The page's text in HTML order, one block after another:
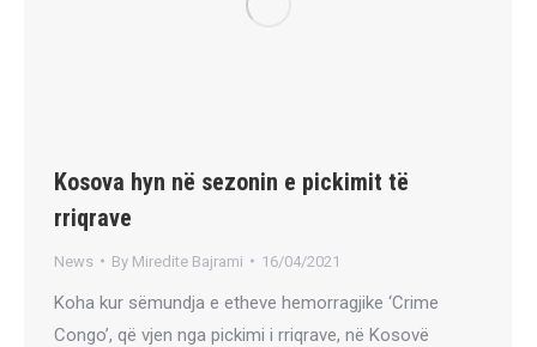
Kosova hyn në sezonin e pickimit të
rriqrave
News By Miredite Bajrami 16/04/2021
Koha kur sëmundja e etheve hemorragjike ‘Crime
Congo’, që vjen nga pickimi i rriqrave, në Kosovë